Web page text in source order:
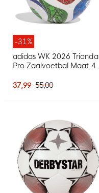
-31%
adidas WK 2026 Trionda
Pro Zaalvoetbal Maat 4
37,99 55,00